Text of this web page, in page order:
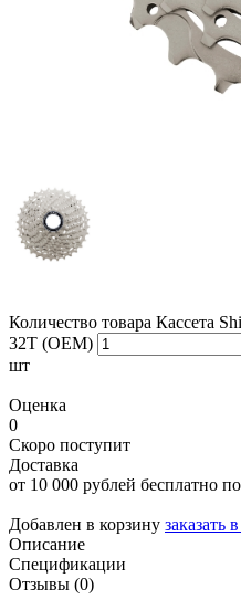
Количество товара Кассета
32T (OEM)
шт
Оценка
0
Скоро поступит
Доставка
от 10 000 рублей бесплатно
Добавлен в корзину заказать
Описание
Спецификации
Отзывы (0)